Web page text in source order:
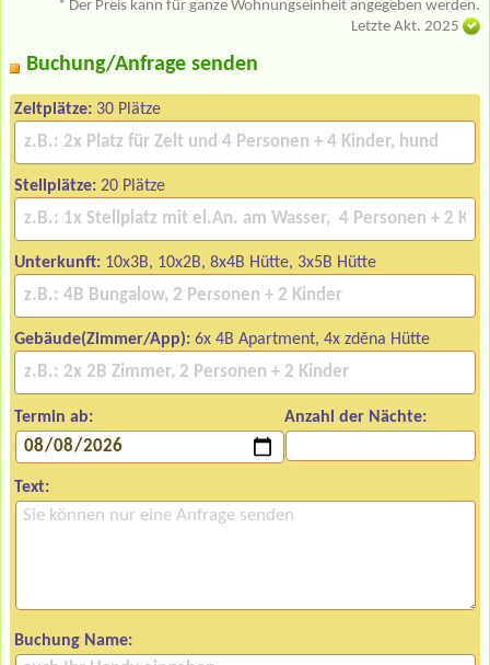
* Der Preis kann für ganze Wohnungseinheit angegeben werden.
Letzte Akt. 2025
Buchung/Anfrage senden
Zeltplätze: 30 Plätze
Stellplätze: 20 Plätze
Unterkunft: 10x3B, 10x2B, 8x4B Hütte, 3x5B Hütte
Gebäude(Zimmer/App): 6x 4B Apartment, 4x zděna Hütte
Termin ab: Anzahl der Nächte:
Text:
Buchung Name: